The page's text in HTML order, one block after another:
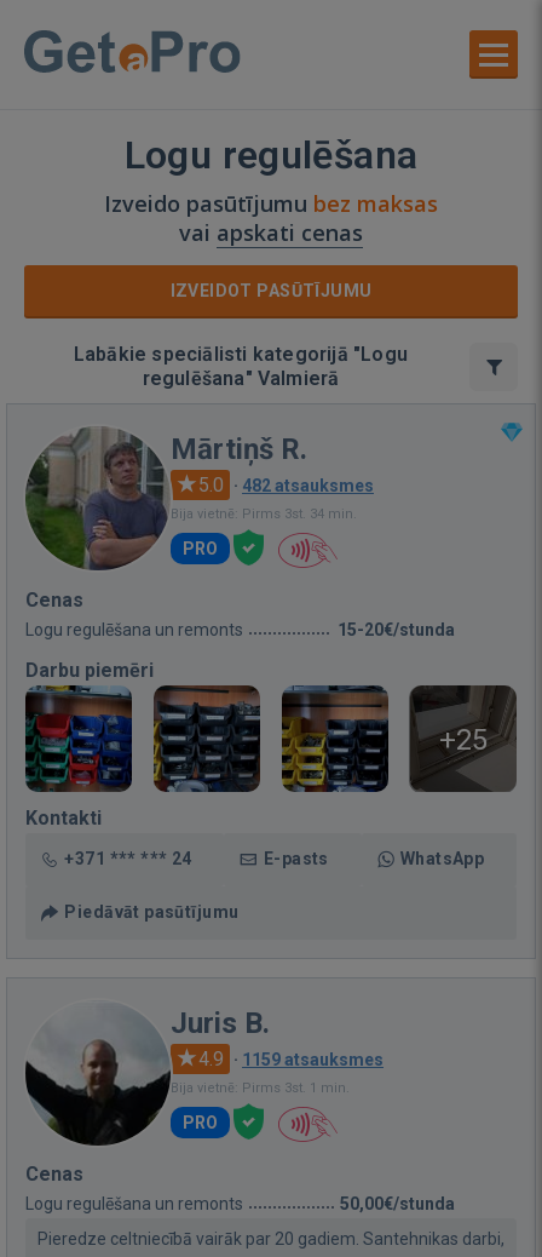
Logu regulēšana
Izveido pasūtījumu bez maksas
vai apskati cenas
IZVEIDOT PASŪTĪJUMU
Labākie speciālisti kategorijā "Logu
regulēšana" Valmierā
Mārtiņš R.
5.0 · 482 atsauksmes
Bija vietnē: Pirms 3st. 34 min.
PRO
Cenas
Logu regulēšana un remonts 15-20€/stunda
Darbu piemēri
+25
Kontakti
+371 *** *** 24 E-pasts WhatsApp
Piedāvāt pasūtījumu
Juris B.
4.9 · 1159 atsauksmes
Bija vietnē: Pirms 3st. 1 min.
PRO
Cenas
Logu regulēšana un remonts
50,00€/stunda
Pieredze celtniecībā vairāk par 20 gadiem. Santehnikas darbi,